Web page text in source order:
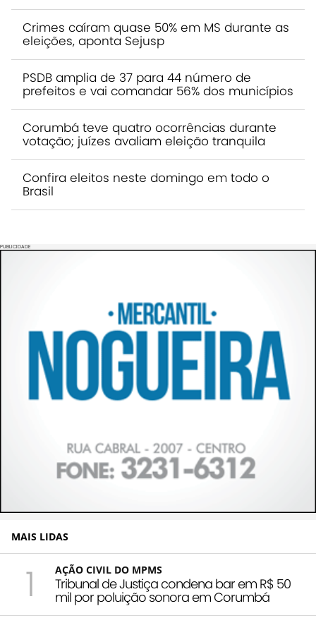
Crimes caíram quase 50% em MS durante as
eleições, aponta Sejusp
PSDB amplia de 37 para 44 número de
prefeitos e vai comandar 56% dos municípios
Corumbá teve quatro ocorrências durante
votação; juízes avaliam eleição tranquila
Confira eleitos neste domingo em todo o
Brasil
PUBLICIDADE
MAIS LIDAS
1 AÇÃO CIVIL DO MPMS
Tribunal de Justiça condena bar em R$ 50
mil por poluição sonora em Corumbá